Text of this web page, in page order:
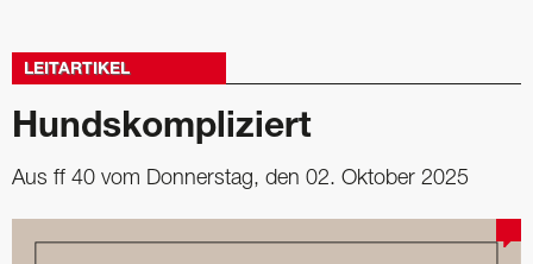
LEITARTIKEL
Hundskompliziert
Aus ff 40 vom Donnerstag, den 02. Oktober 2025